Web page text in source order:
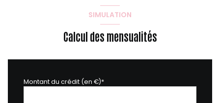
SIMULATION
Calcul des mensualités
Montant du crédit (en €)*